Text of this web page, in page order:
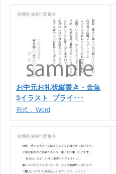
お中元お礼状縦書き・金魚
3イラスト_プライ･･･
形式： Word